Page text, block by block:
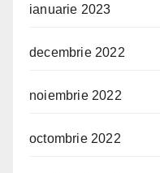
ianuarie 2023
decembrie 2022
noiembrie 2022
octombrie 2022